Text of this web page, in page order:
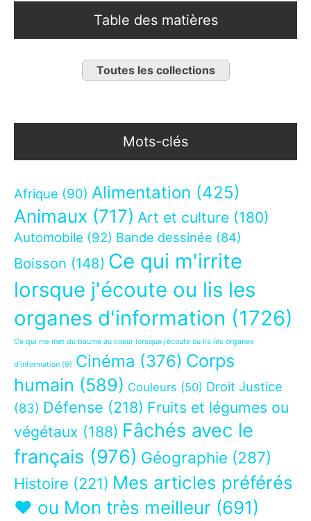
Table des matières
Toutes les collections
Mots-clés
Afrique (90) Alimentation (425)
Animaux (717) Art et culture (180)
Automobile (92) Bande dessinée (84)
Boisson (148) Ce qui m'irrite
lorsque j'écoute ou lis les
organes d'information (1726)
Ce qui me met du baume au coeur lorsque j’écoute ou lis les organes
d’information (9) Cinéma (376) Corps
humain (589) Couleurs (50) Droit Justice
(83) Défense (218) Fruits et légumes ou
végétaux (188) Fâchés avec le
français (976) Géographie (287)
Histoire (221) Mes articles préférés
❤ ou Mon très meilleur (691)